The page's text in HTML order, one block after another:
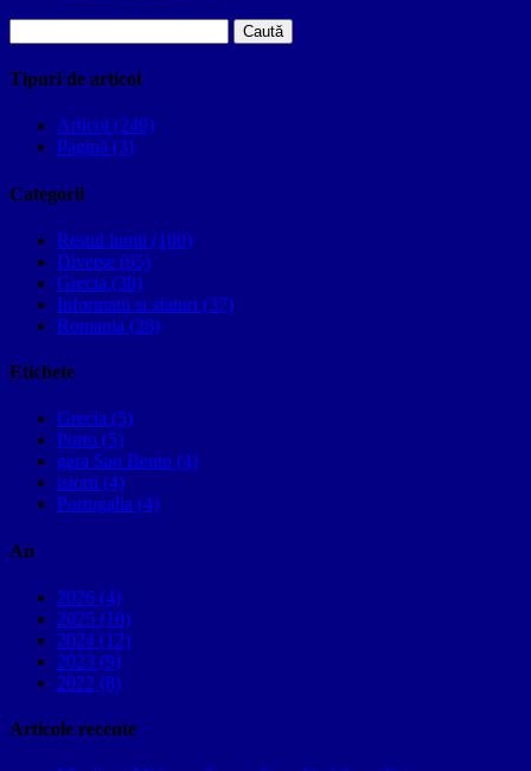
după:
Tipuri de articol
Articol (249)
Pagină (3)
Categorii
Restul lumii (100)
Diverse (65)
Grecia (38)
Informatii si sfaturi (37)
Romania (28)
Etichete
Grecia (5)
Porto (5)
gara Sao Bento (4)
istorii (4)
Portugalia (4)
An
2026 (4)
2025 (10)
2024 (12)
2023 (9)
2022 (8)
Articole recente